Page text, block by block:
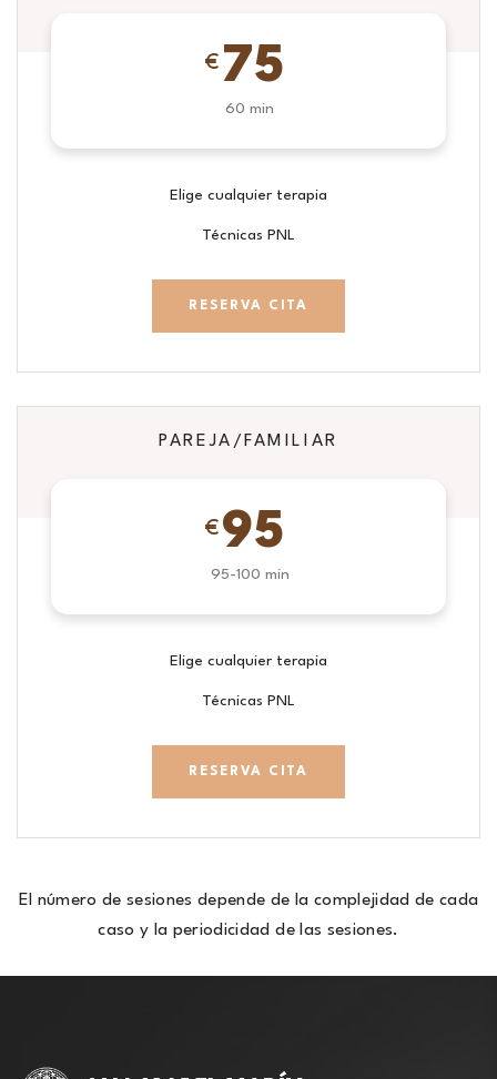
€ 75
60 min
Elige cualquier terapia
Técnicas PNL
RESERVA CITA
PAREJA/FAMILIAR
€ 95
95-100 min
Elige cualquier terapia
Técnicas PNL
RESERVA CITA
El número de sesiones depende de la complejidad de cada
caso y la periodicidad de las sesiones.